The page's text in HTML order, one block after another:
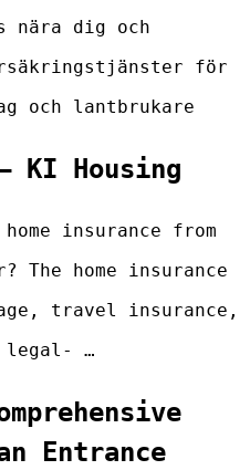
nära dig och
för
och lantbrukare
KI Housing
insurance from
The home insurance
travel insurance,
…
Entrance